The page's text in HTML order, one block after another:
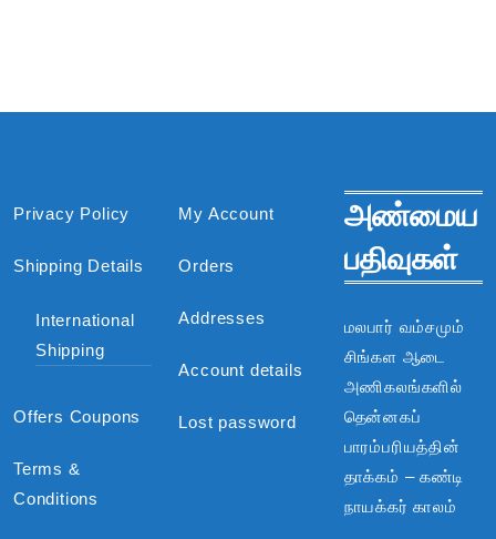
Privacy Policy
Shipping Details
International
Shipping
Offers Coupons
Terms &
Conditions
My Account
Orders
Addresses
Account details
Lost password
அண்மைய
பதிவுகள்
மலபார் வம்சமும்
சிங்கள ஆடை
அணிகலங்களில்
தென்னகப்
பாரம்பரியத்தின்
தாக்கம் – கண்டி
நாயக்கர் காலம்